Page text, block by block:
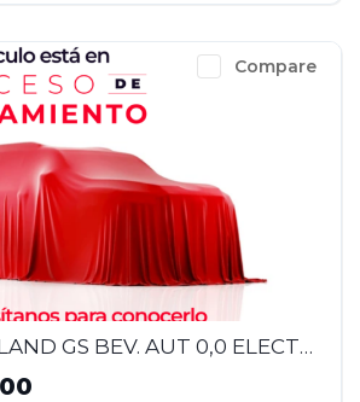
Compare
OPEL CROSSLAND GS BEV. AUT 0,0 ELECTRICO 4X2 2026